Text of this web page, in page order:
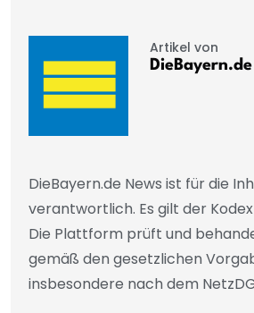
Artikel von
DieBayern.de News ist für die
verantwortlich. Es gilt der
Die Plattform prüft und
gemäß den gesetzlichen
insbesondere nach dem